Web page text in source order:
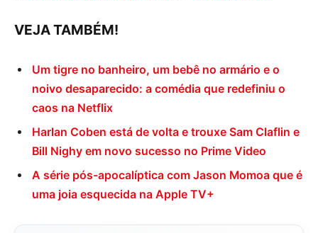
VEJA TAMBÉM!
Um tigre no banheiro, um bebê no armário e o
noivo desaparecido: a comédia que redefiniu o
caos na Netflix
Harlan Coben está de volta e trouxe Sam Claflin e
Bill Nighy em novo sucesso no Prime Video
A série pós-apocalíptica com Jason Momoa que é
uma joia esquecida na Apple TV+